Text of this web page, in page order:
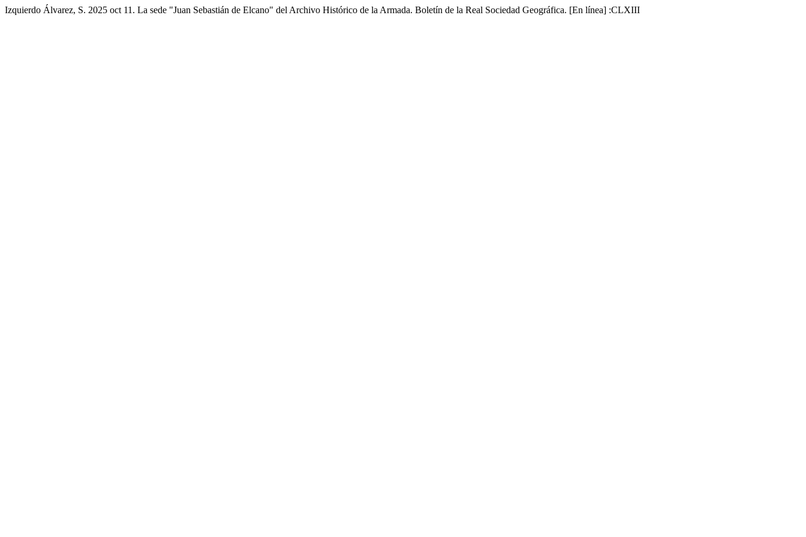
Izquierdo Álvarez, S. 2025 oct 11. La sede "Juan Sebastián de Elcano" del Archivo Histórico de la Armada. Boletín de la Real Sociedad Geográfica. [En línea] :CLXIII